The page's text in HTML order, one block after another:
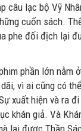
câu lạc bộ Vỹ
cuốn sách.
phe đối địch lại
phần lớn nằm
vì ai cũng có
xuất hiện và ra
khán giả. Và